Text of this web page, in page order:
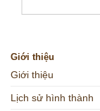
Giới thiệu
Giới thiệu
Lịch sử hình thành